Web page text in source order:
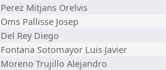
Perez Mitjans Orelvis
Oms Pallisse Josep
Del Rey Diego
Fontana Sotomayor Luis Javier
Moreno Trujillo Alejandro